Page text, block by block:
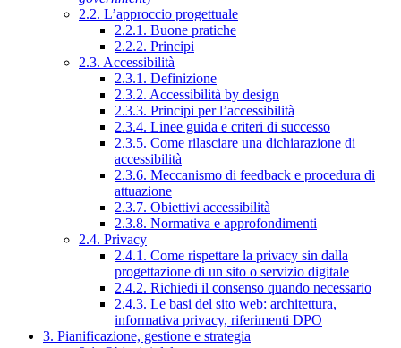
2.2. L’approccio progettuale
2.2.1. Buone pratiche
2.2.2. Principi
2.3. Accessibilità
2.3.1. Definizione
2.3.2. Accessibilità by design
2.3.3. Principi per l’accessibilità
2.3.4. Linee guida e criteri di successo
2.3.5. Come rilasciare una dichiarazione di
accessibilità
2.3.6. Meccanismo di feedback e procedura di
attuazione
2.3.7. Obiettivi accessibilità
2.3.8. Normativa e approfondimenti
2.4. Privacy
2.4.1. Come rispettare la privacy sin dalla
progettazione di un sito o servizio digitale
2.4.2. Richiedi il consenso quando necessario
2.4.3. Le basi del sito web: architettura,
informativa privacy, riferimenti DPO
3. Pianificazione, gestione e strategia